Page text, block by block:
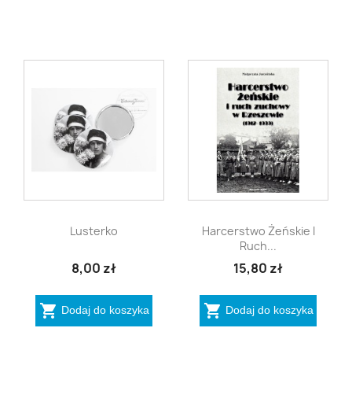
Szybki podgląd
Lusterko
8,00 zł
 Dodaj do koszyka
Szybki podgląd
Harcerstwo Żeńskie I
Ruch...
15,80 zł
 Dodaj do koszyka